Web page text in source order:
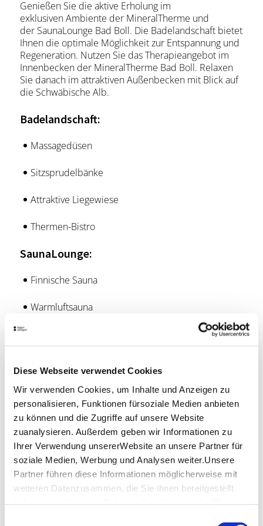
Diese Webseite verwendet Cookies
Wir verwenden Cookies, um Inhalte und Anzeigen zu
personalisieren, Funktionen fürsoziale Medien anbieten
zu können und die Zugriffe auf unsere Website
zuanalysieren. Außerdem geben wir Informationen zu
Ihrer Verwendung unsererWebsite an unsere Partner für
soziale Medien, Werbung und Analysen weiter.Unsere
Partner führen diese Informationen möglicherweise mit
weiteren Datenzusammen, die Sie ihnen bereitgestellt
Genießen Sie die aktive Erholung im
exklusiven Ambiente der MineralTherme und
der SaunaLounge Bad Boll. Die Badelandschaft bietet
Ihnen die optimale Möglichkeit zur Entspannung und
Regeneration. Nutzen Sie das Therapieangebot im
Innenbecken der MineralTherme Bad Boll. Relaxen
Sie danach im attraktiven Außenbecken mit Blick auf
die Schwäbische Alb.
Badelandschaft:
Massagedüsen
Sitzsprudelbänke
Attraktive Liegewiese
Thermen-Bistro
SaunaLounge:
Finnische Sauna
Warmluftsauna
Lage & Kontakt
MineralTherme Bad Boll
Am Kurpark 1
73087 Bad Boll
Telefon:+49 (0)7164 813 23
Mail:thermal@rehaklinik-bad-boll.de
Website:www.rehaklinik-bad-boll.de